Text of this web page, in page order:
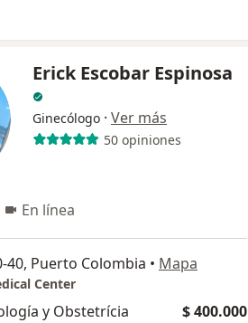
Erick Escobar Espinosa
Ginecólogo · Ver más
50 opiniones
En línea
40, Puerto Colombia • Mapa
Center
y Obstetrícia $ 400.000